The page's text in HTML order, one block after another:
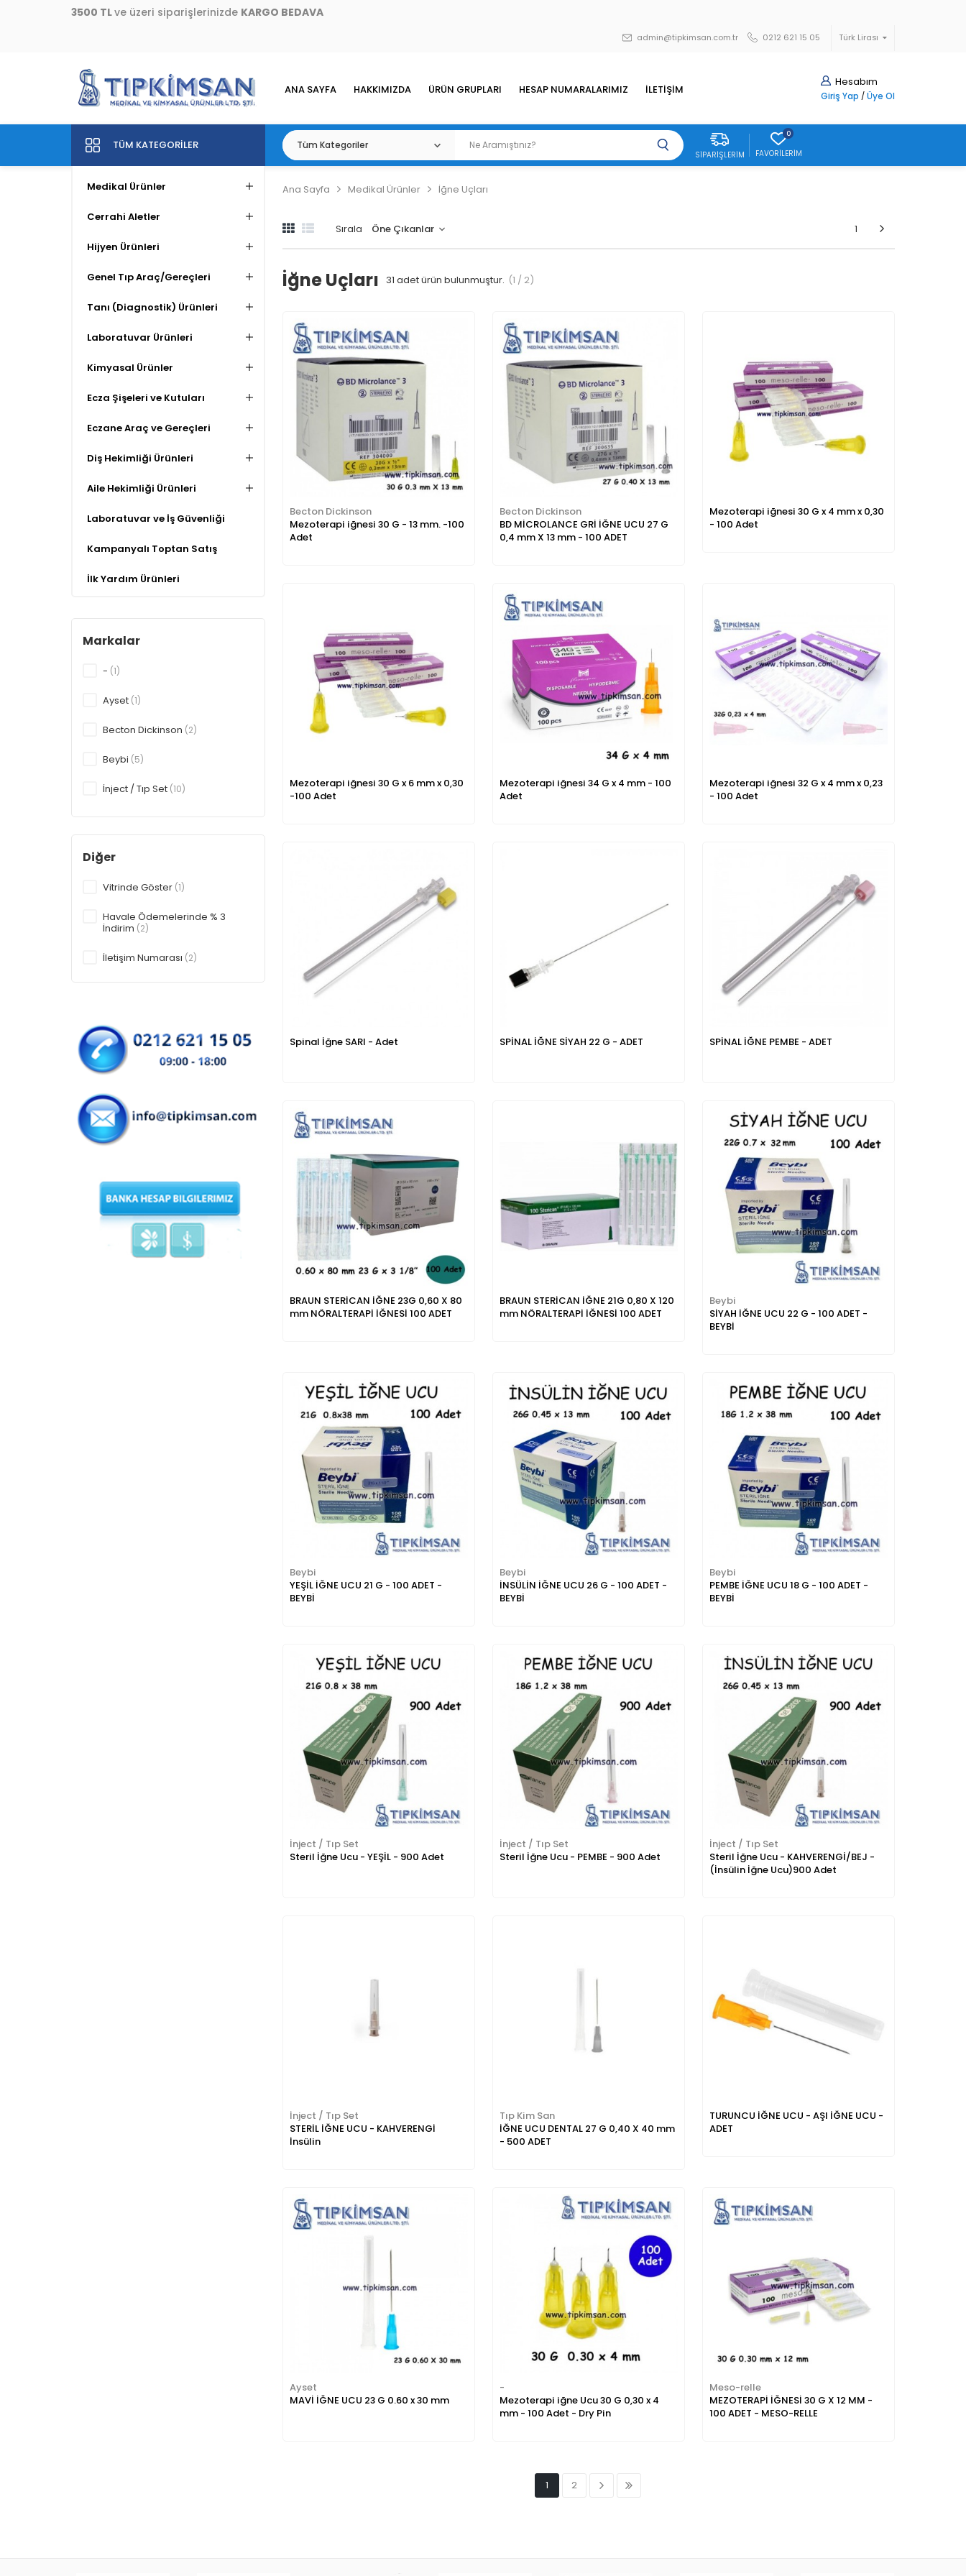
3500 TL ve üzeri siparişlerinizde KARGO BEDAVA
Türk Lirası
admin@tipkimsan.com.tr 0212 621 15 05
Hesabım
Giriş Yap / Üye Ol
ANA SAYFA HAKKIMIZDA ÜRÜN GRUPLARI HESAP NUMARALARIMIZ İLETİŞİM
TÜM KATEGORILER
Medikal Ürünler
Cerrahi Aletler
Hijyen Ürünleri
Genel Tıp Araç/Gereçleri
Tanı (Diagnostik) Ürünleri
Laboratuvar Ürünleri
Kimyasal Ürünler
Ecza Şişeleri ve Kutuları
Eczane Araç ve Gereçleri
Diş Hekimliği Ürünleri
Aile Hekimliği Ürünleri
Laboratuvar ve İş Güvenliği
Kampanyalı Toptan Satış
İlk Yardım Ürünleri
SIPARIŞLERIM
0
FAVORILERIM
Ana Sayfa Medikal Ürünler İğne Uçları
Sırala 1
İğne Uçları 31 adet ürün bulunmuştur. (1 / 2)
Becton Dickinson
Mezoterapi iğnesi 30 G - 13 mm. -100
Adet
Becton Dickinson
BD MİCROLANCE GRİ İĞNE UCU 27 G
0,4 mm X 13 mm - 100 ADET
Mezoterapi iğnesi 30 G x 4 mm x 0,30
- 100 Adet
Mezoterapi iğnesi 30 G x 6 mm x 0,30
-100 Adet
Mezoterapi iğnesi 34 G x 4 mm - 100
Adet
Mezoterapi iğnesi 32 G x 4 mm x 0,23
- 100 Adet
Spinal İğne SARI - Adet SPİNAL İĞNE SİYAH 22 G - ADET SPİNAL İĞNE PEMBE - ADET
BRAUN STERİCAN İĞNE 23G 0,60 X 80
mm NÖRALTERAPİ İĞNESİ 100 ADET
BRAUN STERİCAN İĞNE 21G 0,80 X 120
mm NÖRALTERAPİ İĞNESİ 100 ADET
Beybi
SİYAH İĞNE UCU 22 G - 100 ADET -
BEYBİ
Beybi
YEŞİL İĞNE UCU 21 G - 100 ADET -
BEYBİ
Beybi
İNSÜLİN İĞNE UCU 26 G - 100 ADET -
BEYBİ
Beybi
PEMBE İĞNE UCU 18 G - 100 ADET -
BEYBİ
İnject / Tıp Set
Steril İğne Ucu - YEŞİL - 900 Adet
İnject / Tıp Set
Steril İğne Ucu - PEMBE - 900 Adet
İnject / Tıp Set
Steril İğne Ucu - KAHVERENGİ/BEJ -
(İnsülin İğne Ucu)900 Adet
İnject / Tıp Set
STERİL İĞNE UCU - KAHVERENGİ
İnsülin
Tıp Kim San
İĞNE UCU DENTAL 27 G 0,40 X 40 mm
- 500 ADET
TURUNCU İĞNE UCU - AŞI İĞNE UCU -
ADET
Ayset
MAVİ İĞNE UCU 23 G 0.60 x 30 mm
-
Mezoterapi iğne Ucu 30 G 0,30 x 4
mm - 100 Adet - Dry Pin
Meso-relle
MEZOTERAPİ İĞNESİ 30 G X 12 MM -
100 ADET - MESO-RELLE
1 2
Markalar
- (1)
Ayset (1)
Becton Dickinson (2)
Beybi (5)
İnject / Tıp Set (10)
Diğer
Vitrinde Göster (1)
Havale Ödemelerinde % 3
İndirim (2)
İletişim Numarası (2)